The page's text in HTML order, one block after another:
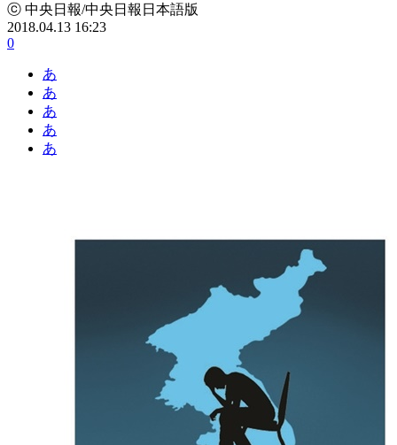
ⓒ 中央日報/中央日報日本語版
2018.04.13 16:23
0
あ
あ
あ
あ
あ